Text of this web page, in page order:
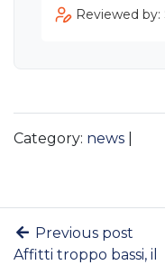
Reviewed
Category: news
Previous post
Affitti troppo bassi, il